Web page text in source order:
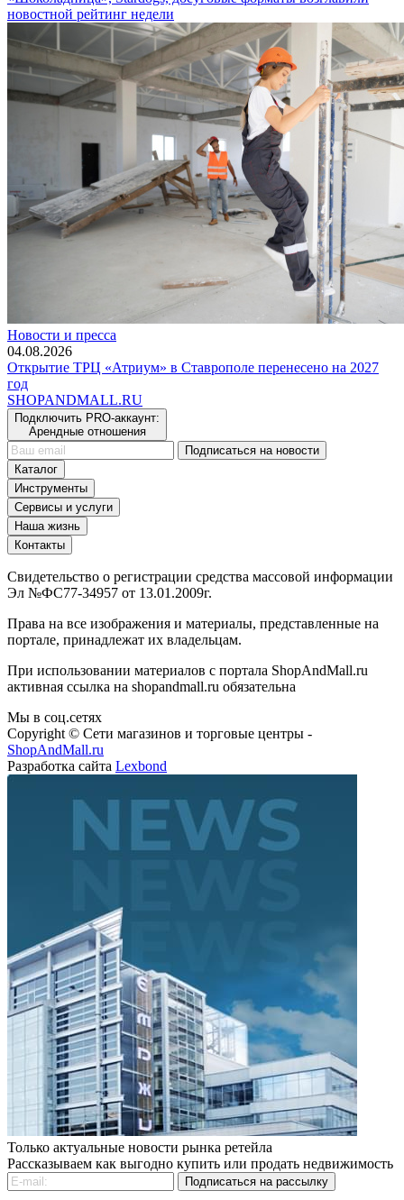
новостной рейтинг недели
Новости и пресса
04.08.2026
Открытие ТРЦ «Атриум» в Ставрополе перенесено на 2027
год
SHOPANDMALL.RU
Подключить PRO-аккаунт:
Арендные отношения
Подписаться на новости
Каталог
Инструменты
Сервисы и услуги
Наша жизнь
Контакты
Свидетельство о регистрации средства массовой информации
Эл №ФС77-34957 от 13.01.2009г.
Права на все изображения и материалы, представленные на
портале, принадлежат их владельцам.
При использовании материалов с портала ShopAndMall.ru
активная ссылка на shopandmall.ru обязательна
Мы в соц.сетях
Copyright © Сети магазинов и торговые центры -
ShopAndMall.ru
Разработка сайта Lexbond
Только актуальные новости рынка ретейла
Рассказываем как выгодно купить или продать недвижимость